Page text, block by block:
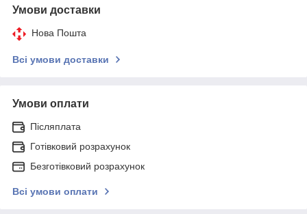
Умови доставки
Нова Пошта
Всі умови доставки
Умови оплати
Післяплата
Готівковий розрахунок
Безготівковий розрахунок
Всі умови оплати